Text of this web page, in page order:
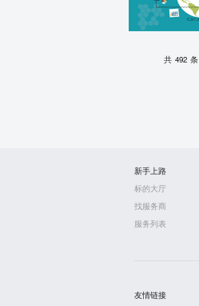
共 492 条
新手上路
标的大厅
找服务商
服务列表
友情链接